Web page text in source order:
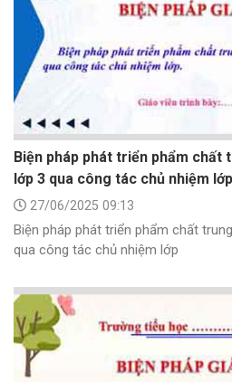
Biện pháp phát triển phẩm
lớp 3 qua công tác chủ nhiệm lớp
27/06/2025 09:13
Biện pháp phát triển phẩm chất
qua công tác chủ nhiệm lớp